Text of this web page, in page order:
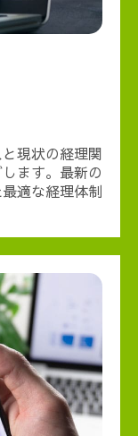
現状の経理関
ます。最新の
適な経理体制